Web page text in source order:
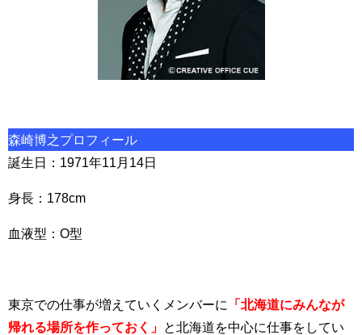
森崎博之プロフィール
誕生日：1971年11月14日
身長：178cm
血液型：O型
東京での仕事が増えていくメンバーに
「北海道にみんなが
帰れる場所を作っておく」
と北海道を中心に仕事をしてい